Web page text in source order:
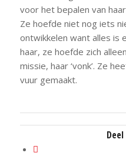
voor het bepalen van
Ze hoefde niet nog iets
ontwikkelen want alles is
haar, ze hoefde zich
missie, haar ‘vonk’. Ze
vuur gemaakt.